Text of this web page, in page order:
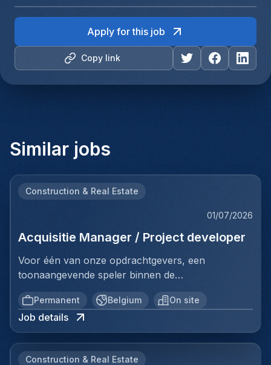
Copy link
Apply for this job
Similar jobs
Construction & Real Estate
01/07/2026
Acquisitie Manager / Project developer
Voor één van onze opdrachtgevers, een
toonaangevende speler binnen de
vastgoedinvesteringsmarkt, zijn wij op zoek naar
een Investment Manager.In deze rol ben je
verantwoordelijk voor het identificeren, analyseren
en realiseren van nieuwe
volledige acquisitieproces, van prospectie en
Permanent Belgium On site
Job details
Construction & Real Estate